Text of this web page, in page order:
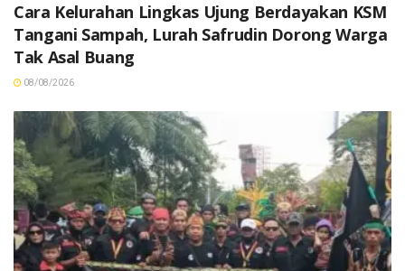
Cara Kelurahan Lingkas Ujung Berdayakan KSM
Tangani Sampah, Lurah Safrudin Dorong Warga
Tak Asal Buang
08/08/2026